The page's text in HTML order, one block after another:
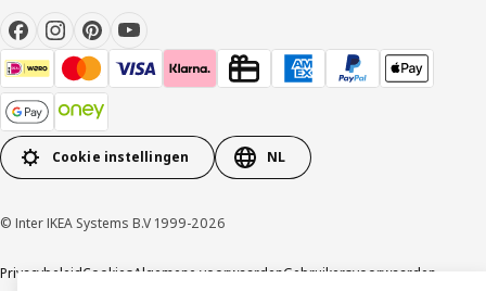
Cookie instellingen NL
© Inter IKEA Systems B.V 1999-2026
PrivacybeleidCookiesAlgemene voorwaardenGebruikersvoorwaarden